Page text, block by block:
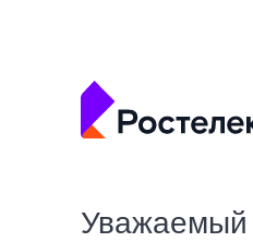
Уважаемый